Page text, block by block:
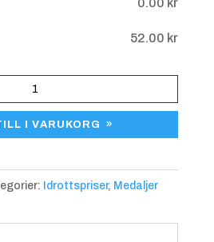
52.00 kr
I VARUKORG
Idrottspriser, Medaljer